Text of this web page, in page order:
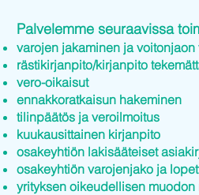
Palvelemme seuraavissa
varojen jakaminen ja
rästikirjanpito/kirjanpito
vero-oikaisut
ennakkoratkaisun hakeminen
tilinpäätös ja veroilmoitus
kuukausittainen kirjanpito
osakeyhtiön lakisääteiset
osakeyhtiön varojenjako ja
yrityksen oikeudellisen